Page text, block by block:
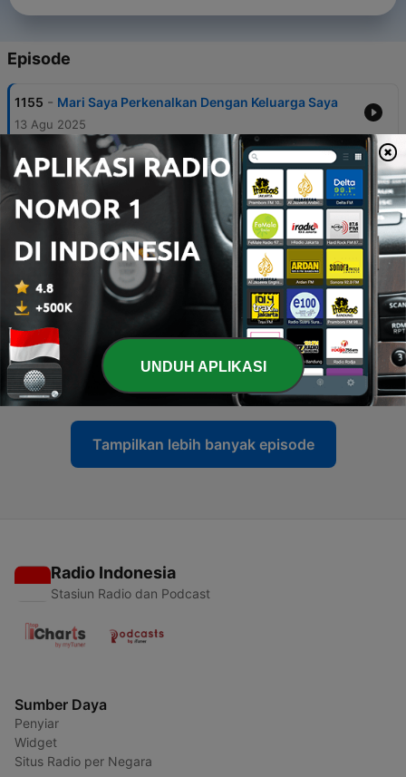
Episode
1155 - Mari Saya Perkenalkan Dengan Keluarga Saya
13 Agu 2025
1154 - Diubahkan Selamanya | Secangkir Pengharapan
13 Agu 2025
1153 - Enam Sisi Keintiman | Secangkir Pengharapan
12 Agu 2025
Efek Penyembuhan Dari Membayangkan |
Secangkir Pengharapan
12 Agu 2025
1151 - Meninggal Seperti Cara Kita Hidup | Secangkir
Pengharapan
12 Agu 2025
Tampilkan lebih banyak episode
Radio Indonesia
Stasiun Radio dan Podcast
Sumber Daya
Penyiar
Widget
Situs Radio per Negara
UNDUH APLIKASI